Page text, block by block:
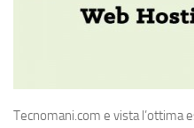
Tecnomani.com e vista l’ottima